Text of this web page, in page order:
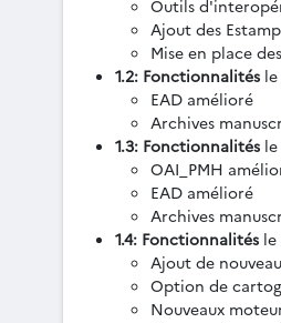
Outils
Ajout des
Mise en place
1.2: Fonctionnalités
EAD amélioré
Archives
1.3: Fonctionnalités
OAI_PMH
EAD amélioré
Archives
1.4: Fonctionnalités le
Ajout de
Option de
Nouveaux